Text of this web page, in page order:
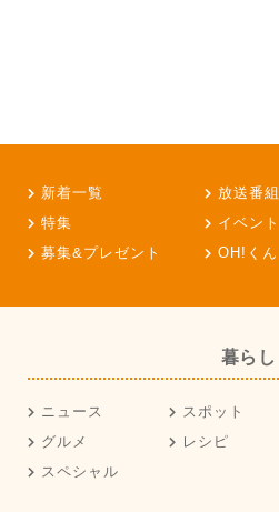
新着一覧 放送番組
特集
イベント
募集&プレゼント
OH!くん
暮らし
ニュース スポット
グルメ
レシピ
スペシャル